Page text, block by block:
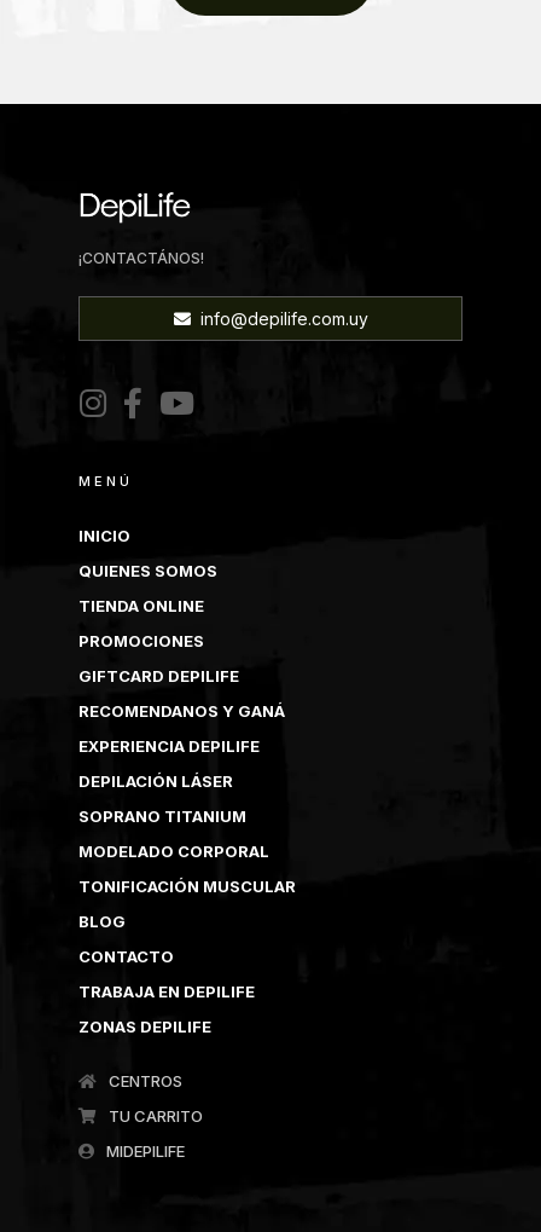
¡CONTACTÁNOS!
info@depilife.com.uy
MENÚ
INICIO
QUIENES SOMOS
TIENDA ONLINE
PROMOCIONES
GIFTCARD DEPILIFE
RECOMENDANOS Y GANÁ
EXPERIENCIA DEPILIFE
DEPILACIÓN LÁSER
SOPRANO TITANIUM
MODELADO CORPORAL
TONIFICACIÓN MUSCULAR
BLOG
CONTACTO
TRABAJA EN DEPILIFE
ZONAS DEPILIFE
CENTROS
TU CARRITO
MIDEPILIFE